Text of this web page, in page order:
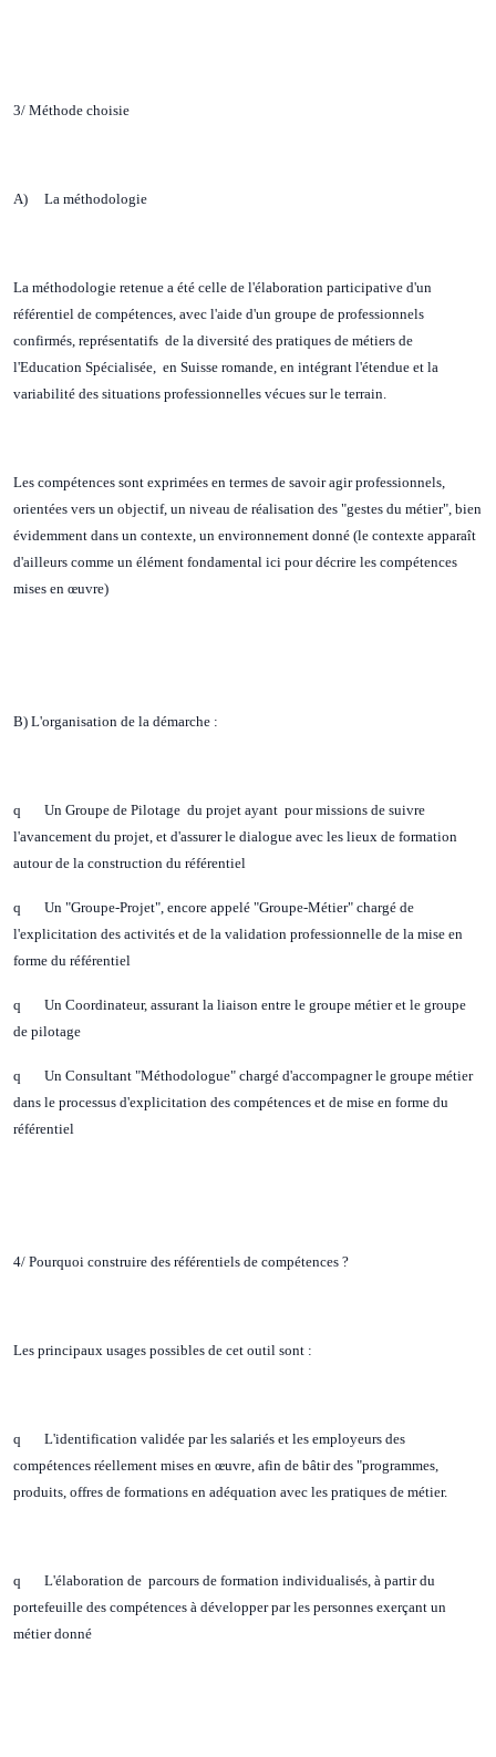
3/ Méthode choisie
A) La méthodologie
La méthodologie retenue a été celle de l'élaboration participative d'un
référentiel de compétences, avec l'aide d'un groupe de professionnels
confirmés, représentatifs de la diversité des pratiques de métiers de
l'Education Spécialisée, en Suisse romande, en intégrant l'étendue et la
variabilité des situations professionnelles vécues sur le terrain.
Les compétences sont exprimées en termes de savoir agir professionnels,
orientées vers un objectif, un niveau de réalisation des "gestes du métier", bien
évidemment dans un contexte, un environnement donné (le contexte apparaît
d'ailleurs comme un élément fondamental ici pour décrire les compétences
mises en œuvre)
B) L'organisation de la démarche :
q Un Groupe de Pilotage du projet ayant pour missions de suivre
l'avancement du projet, et d'assurer le dialogue avec les lieux de formation
autour de la construction du référentiel
q Un "Groupe-Projet", encore appelé "Groupe-Métier" chargé de
l'explicitation des activités et de la validation professionnelle de la mise en
forme du référentiel
q Un Coordinateur, assurant la liaison entre le groupe métier et le groupe
de pilotage
q Un Consultant "Méthodologue" chargé d'accompagner le groupe métier
dans le processus d'explicitation des compétences et de mise en forme du
référentiel
4/ Pourquoi construire des référentiels de compétences ?
Les principaux usages possibles de cet outil sont :
q L'identification validée par les salariés et les employeurs des
compétences réellement mises en œuvre, afin de bâtir des "programmes,
produits, offres de formations en adéquation avec les pratiques de métier.
q L'élaboration de parcours de formation individualisés, à partir du
portefeuille des compétences à développer par les personnes exerçant un
métier donné